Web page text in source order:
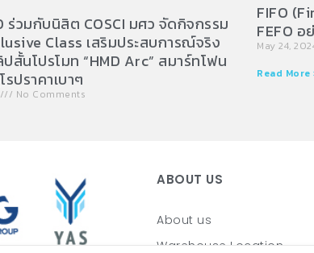
ร่วมกับนิสิต COSCI มศว จัดกิจกรรม
Class เสริมประสบการณ์จริง
สั้นโปรโมท “HMD Arc” สมาร์ทโฟน
ปราคาเบาๆ
No Comments
FIFO
FEFO อ
May 24,
Read More
ABOUT US
About us
Warehouse Location